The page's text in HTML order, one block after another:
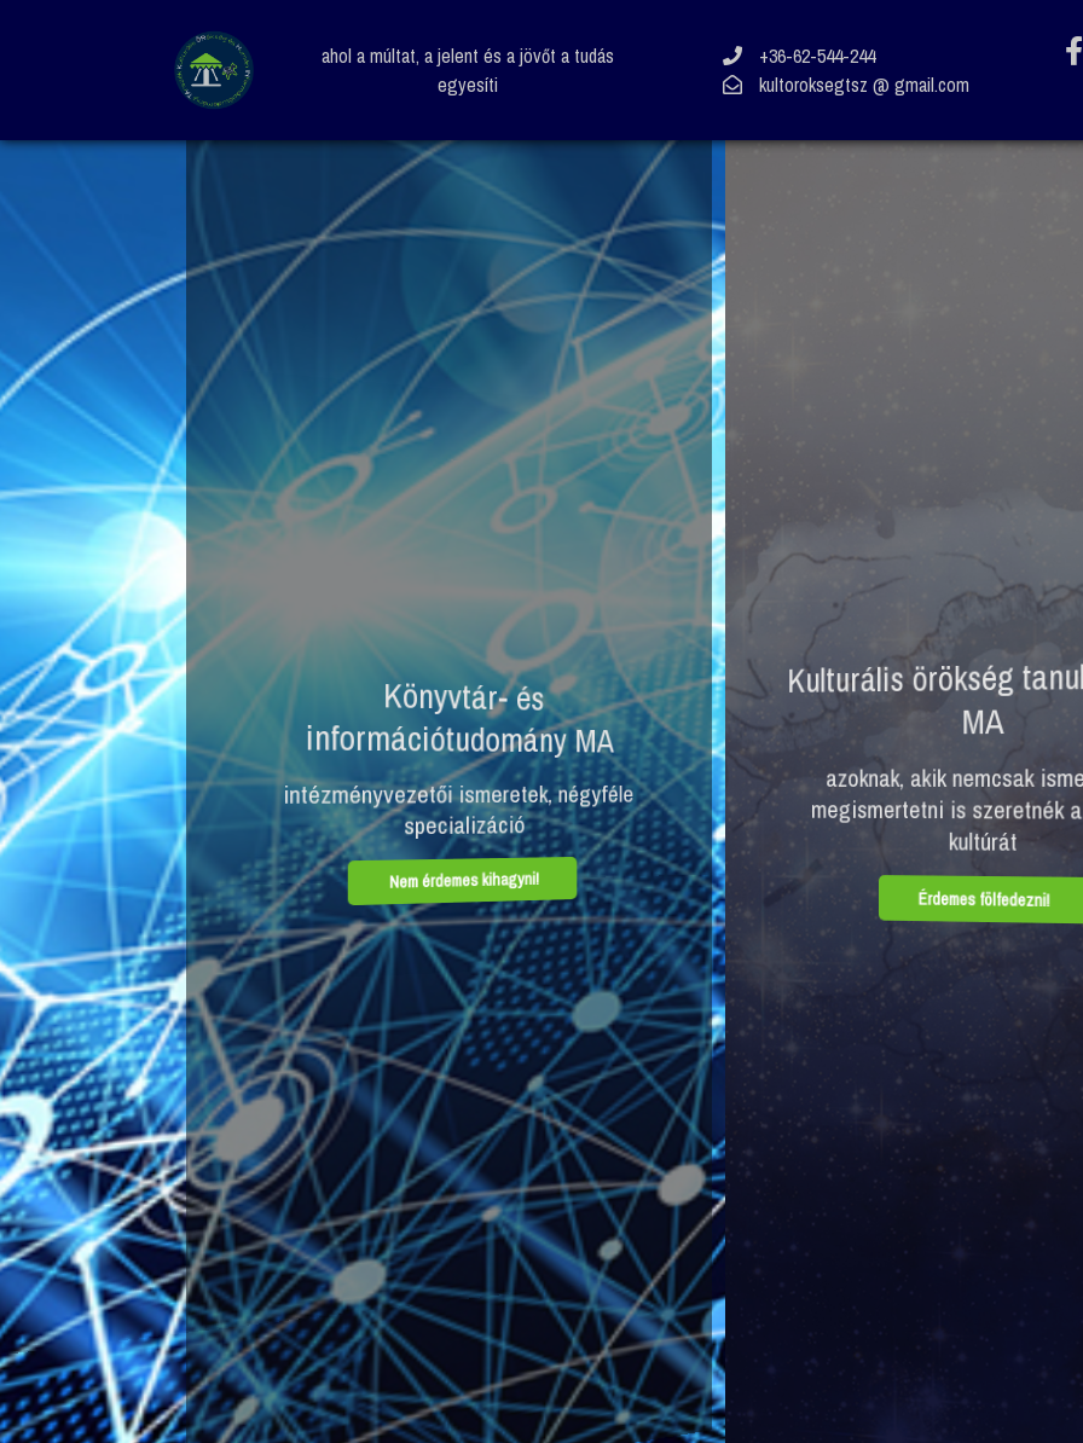
ahol a múltat, a jelent és a jövőt a tudás
egyesíti
+36-62-544-244
kultoroksegtsz @ gmail.com
Könyvtár- és
információtudomány MA
intézményvezetői ismeretek, négyféle
specializáció
Nem érdemes kihagyni!
Kulturális örökség tanulmányok
MA
azoknak, akik nemcsak ismerni, de
megismertetni is szeretnék a magyar
Érdemes fölfedezni!